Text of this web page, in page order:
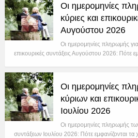
Οι ημερομηνίες
κύριες και
Αυγούστου 2026
Οι ημερομηνίες πληρωμής για
επικουρικές συντάξεις Αυγούστου 2026: Πότε
Οι ημερομηνίες
κύριων και
Ιουλίου 2026
Οι ημερομηνίες πληρωμής
συντάξεων Ιουλίου 2026: Πότε εμφανίζονται